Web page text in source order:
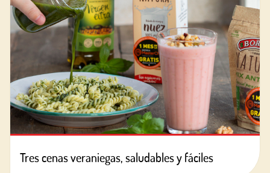
Tres cenas veraniegas, saludables y fáciles